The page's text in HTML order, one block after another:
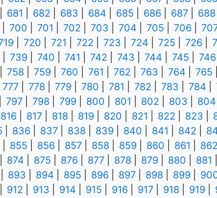
681
682 683 684 685 686 687 688
700
701 702 703 704 705 706
720 721 722 723 724 725 726
739
740 741 742 743 744 745 746
758
759 760 761 762 763 764 765
777
778 779 780 781 782 783 784
797
798 799 800 801 802 803 804
816
817 818 819 820 821 822 823
836 837 838 839 840 841 842
855
856 857 858 859 860 861 862
874
875 876 877 878 879 880 881
893
894 895 896 897 898 899
912
913 914 915 916 917 918 919